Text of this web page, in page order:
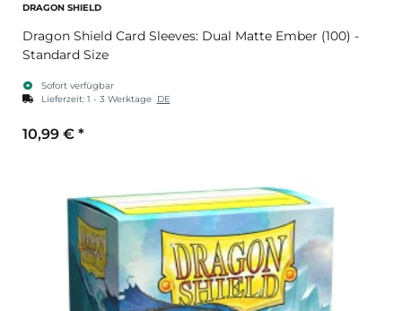
DRAGON SHIELD
Dragon Shield Card Sleeves: Dual Matte Ember (100) -
Standard Size
Sofort verfügbar
Lieferzeit: 1 - 3 Werktage DE
10,99 € *